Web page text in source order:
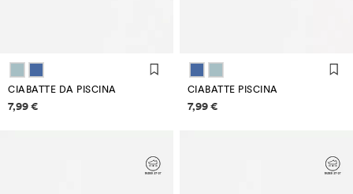
CIABATTE DA PISCINA
Informazioni sui prezzi
7,99 €
CIABATTE PISCINA
Informazioni sui prezzi
7,99 €